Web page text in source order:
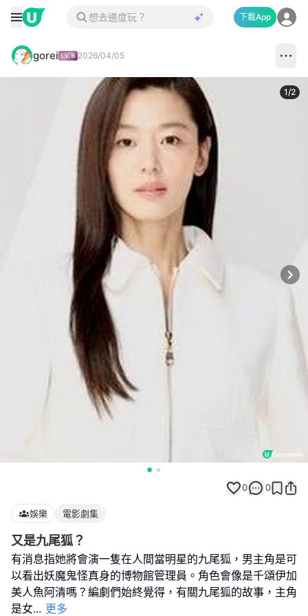
下載App
gorei 2026/04/05
1/2
0 0
娛樂 電影劇集
又是九尾狐？
有消息指她將會演一隻在人間當明星的九尾狐，男主角是可
以看出妖魔鬼怪真身的博物館管理員。角色會像是千頌伊加
美人魚阿清嗎？編劇們始終覺得，有關九尾狐的故事，主角
是女... 更多